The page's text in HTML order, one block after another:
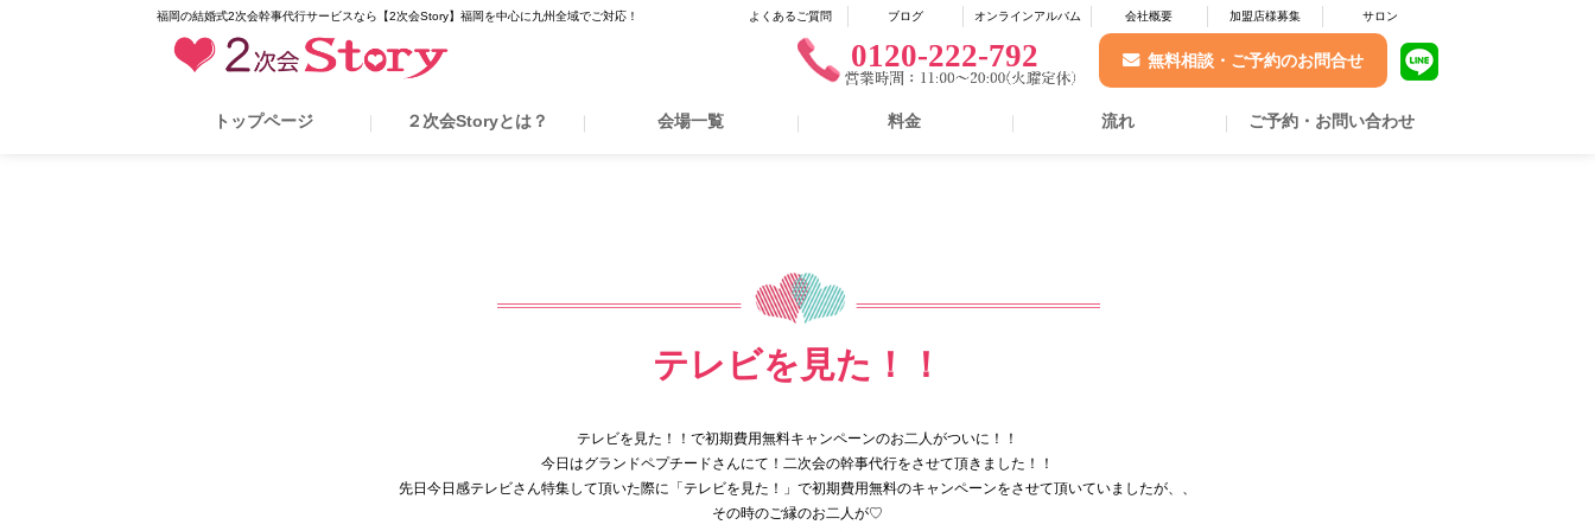
福岡の結婚式2次会幹事代行サービスなら【2次会Story】福岡を中心に九州全域でご対応！ よくあるご質問 ブログ オンラインアルバム 会社概要 加盟店様募集 サロン
0120-222-792 無料相談・ご予約のお問合せ
トップページ ２次会Storyとは？ 会場一覧 料金 流れ ご予約・お問い合わせ
テレビを見た！！
テレビを見た！！で初期費用無料キャンペーンのお二人がついに！
！
今日はグランドペプチードさんにて！ 二次会の幹事代行をさせて頂きました！！
先日今日感テレビさん特集して頂いた際に「テレビを見た！」 で初期費用無料のキャンペーンをさせて頂いていましたが、、
その時のご縁のお二人が♡